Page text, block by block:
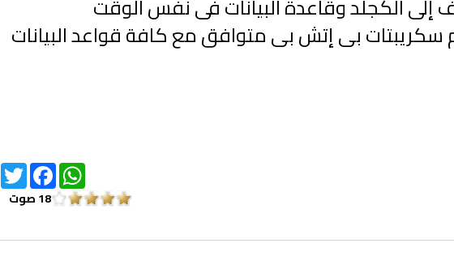
إلى الكجلد وقاعدة البيانات فى نفس الوقت
بى إتش بى متوافق مع كافة قواعد البيانات
FacebookWhatsApp
18صوت